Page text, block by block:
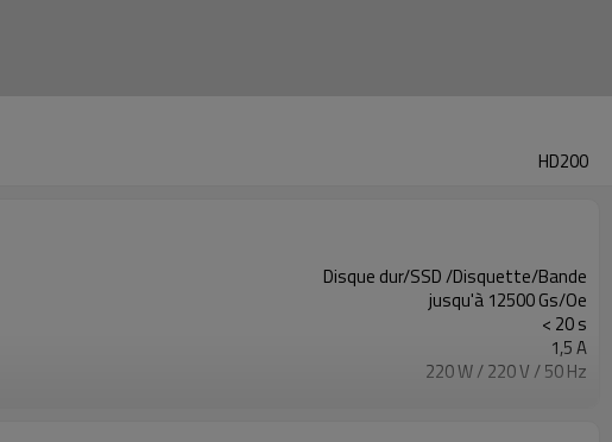
HD200
Disque dur/SSD /Disquette/Bande
jusqu'à 12500 Gs/Oe
< 20 s
1,5 A
220 W / 220 V / 50 Hz